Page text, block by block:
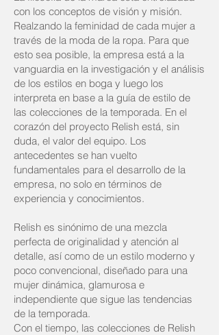
con los conceptos de visión y misión.
Realzando la feminidad de cada mujer a
través de la moda de la ropa. Para que
esto sea posible, la empresa está a la
vanguardia en la investigación y el análisis
de los estilos en boga y luego los
interpreta en base a la guía de estilo de
las colecciones de la temporada. En el
corazón del proyecto Relish está, sin
duda, el valor del equipo. Los
antecedentes se han vuelto
fundamentales para el desarrollo de la
empresa, no solo en términos de
experiencia y conocimientos.
Relish es sinónimo de una mezcla
perfecta de originalidad y atención al
detalle, así como de un estilo moderno y
poco convencional, diseñado para una
mujer dinámica, glamurosa e
independiente que sigue las tendencias
de la temporada.
Con el tiempo, las colecciones de Relish